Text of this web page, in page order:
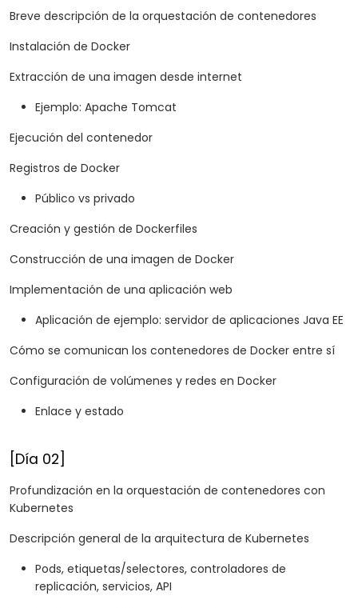
Breve descripción de la orquestación de contenedores
Instalación de Docker
Extracción de una imagen desde internet
Ejemplo: Apache Tomcat
Ejecución del contenedor
Registros de Docker
Público vs privado
Creación y gestión de Dockerfiles
Construcción de una imagen de Docker
Implementación de una aplicación web
Aplicación de ejemplo: servidor de aplicaciones Java EE
Cómo se comunican los contenedores de Docker entre sí
Configuración de volúmenes y redes en Docker
Enlace y estado
[Día 02]
Profundización en la orquestación de contenedores con
Kubernetes
Descripción general de la arquitectura de Kubernetes
Pods, etiquetas/selectores, controladores de
replicación, servicios, API